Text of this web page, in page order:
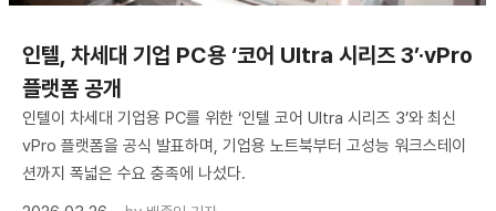
인텔, 차세대 기업 PC용 ‘코어 Ultra 시리즈 3’·vPro
플랫폼 공개
인텔이 차세대 기업용 PC를 위한 ‘인텔 코어 Ultra 시리즈 3’와 최신
vPro 플랫폼을 공식 발표하며, 기업용 노트북부터 고성능 워크스테이
션까지 폭넓은 수요 충족에 나섰다.